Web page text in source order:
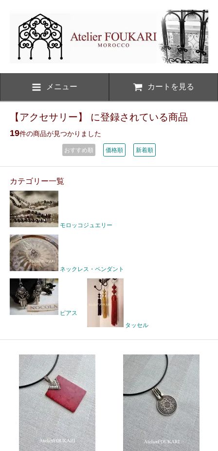
メニュー カートを見る
【アクセサリー】 に登録されている商品
19件の商品が見つかりました
おすすめ順 価格順 新着順
カテゴリー一覧
モロッコジュエリー
ネックレス・ペンダント
ピアス
タッセル